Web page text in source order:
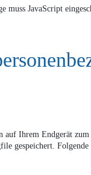
JavaScript
auf Ihrem Endgerät
gespeichert.